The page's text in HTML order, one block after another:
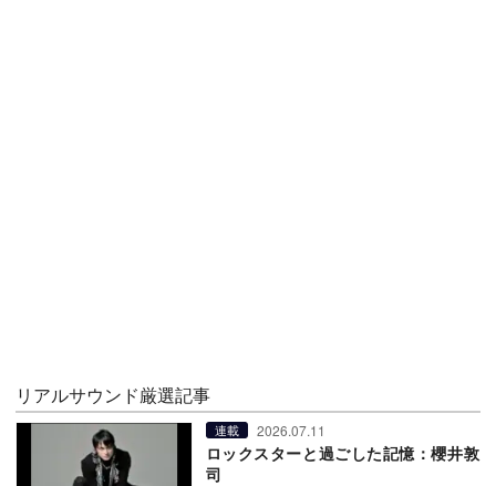
リアルサウンド厳選記事
連載 2026.07.11
ロックスターと過ごした記憶：櫻井敦
司